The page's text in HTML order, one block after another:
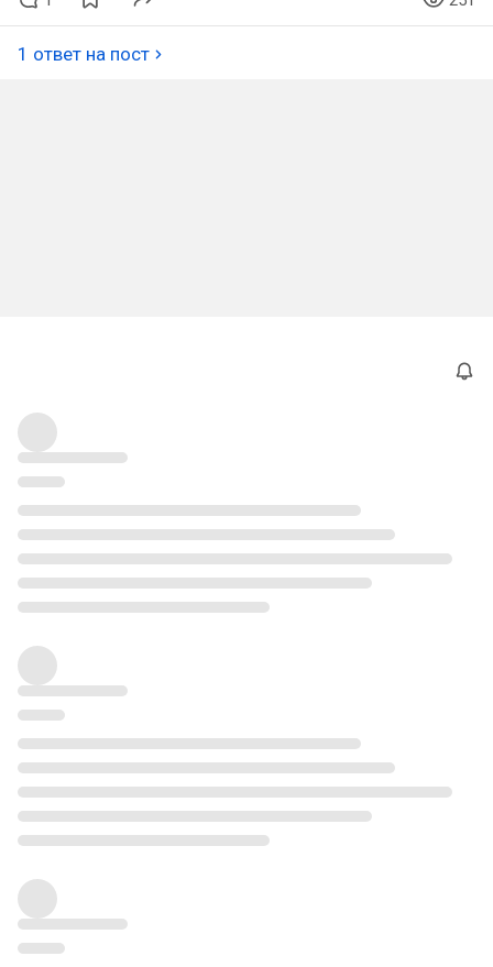
1 ответ на пост